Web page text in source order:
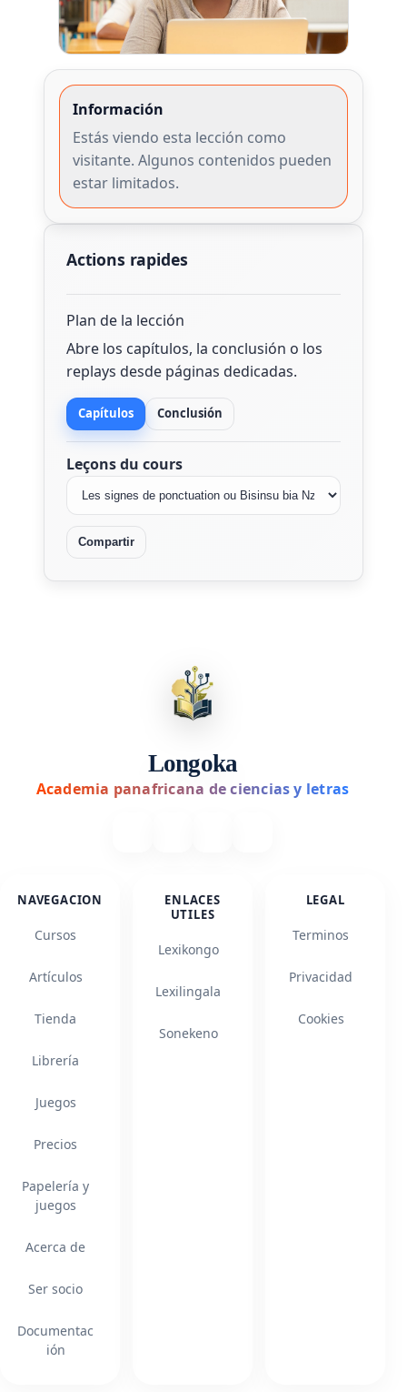
Información
Estás viendo esta lección como
visitante. Algunos contenidos pueden
estar limitados.
Actions rapides
Plan de la lección
Abre los capítulos, la conclusión o los
replays desde páginas dedicadas.
Capítulos Conclusión
Leçons du cours
Compartir
Longoka
Academia panafricana de ciencias y letras
NAVEGACION
Cursos
Artículos
Tienda
Librería
Juegos
Precios
Papelería y
juegos
Acerca de
Ser socio
Documentac
ión
ENLACES
UTILES
Lexikongo
Lexilingala
Sonekeno
LEGAL
Terminos
Privacidad
Cookies